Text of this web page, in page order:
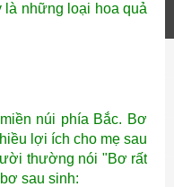
những loại hoa quả
núi phía Bắc. Bơ
lợi ích cho mẹ sau
thường nói "Bơ rất
sau sinh: